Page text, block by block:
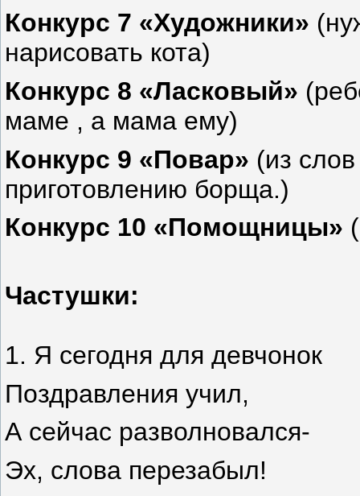
Конкурс 7 «Художники»
нарисовать кота)
Конкурс 8 «Ласковый»
маме , а мама ему)
Конкурс 9 «Повар» (из
приготовлению борща.)
Конкурс 10 «Помощницы»
Частушки:
1. Я сегодня для девчонок
Поздравления учил,
А сейчас разволновался-
Эх, слова перезабыл!